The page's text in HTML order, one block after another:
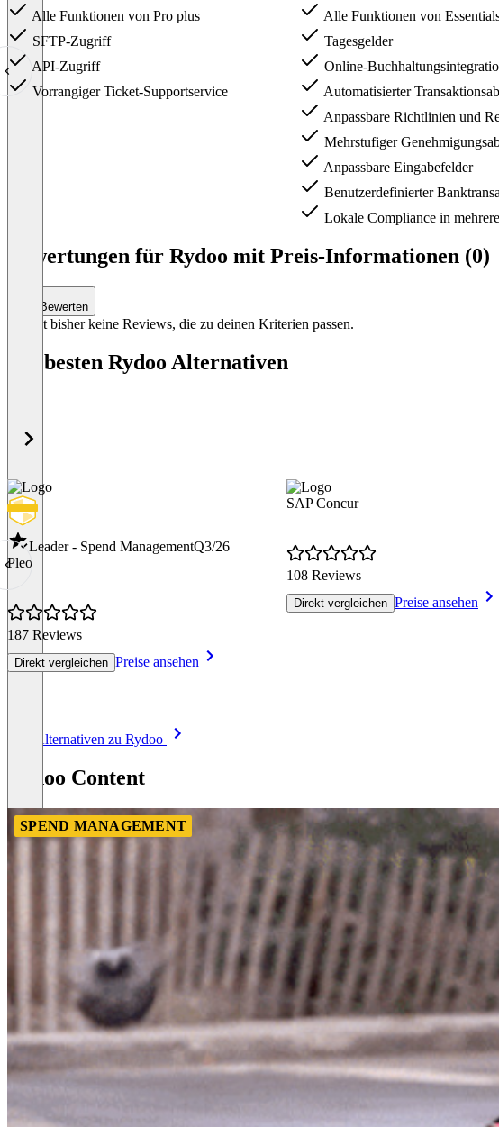
Alle Funktionen von Pro plus
SFTP-Zugriff
API-Zugriff
Vorrangiger Ticket-Supportservice
Alle Funktionen von
Tagesgelder
Online-
Automatisierter
Anpassbare Richtlinien und
Mehrstufiger
Anpassbare Eingabefelder
Benutzerdefinierter
Lokale Compliance in
Bewertungen für Rydoo mit Preis-Informationen (0)
Bewerten
Es gibt bisher keine Reviews, die zu deinen Kriterien passen.
Die besten Rydoo Alternativen
Leader - Spend ManagementQ3/26
Pleo
187 Reviews
Direkt vergleichen Preise ansehen
SAP Concur
108 Reviews
Direkt vergleichen Preise ansehen
Alle Alternativen zu Rydoo
Rydoo Content
SPEND MANAGEMENT